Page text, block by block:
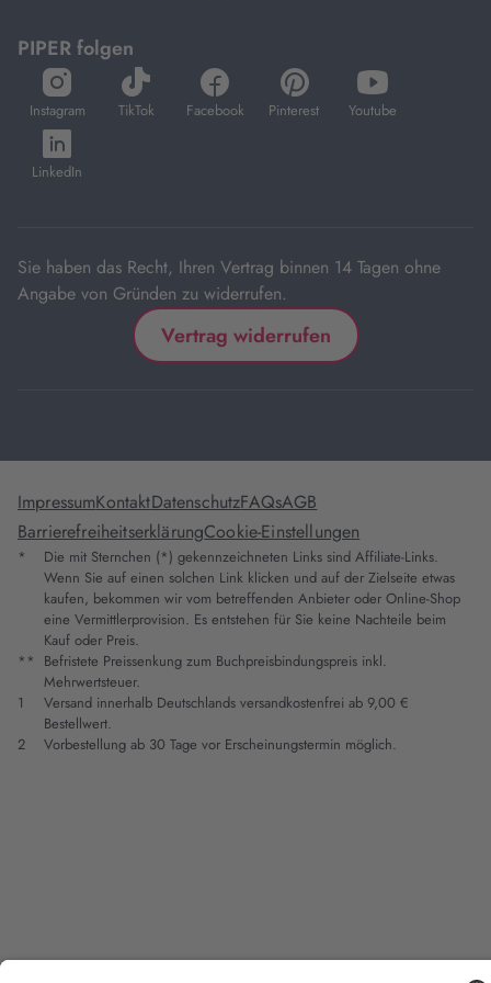
PIPER folgen
Instagram
öffnet
in
neuem
Tab
TikTok
öffnet
in
Facebook
öffnet
in
Pinterest
öffnet
in
Youtube
öffnet
in
LinkedIn
öffnet
in
Sie haben das Recht, Ihren Vertrag binnen 14 Tagen ohne
Angabe von Gründen zu widerrufen.
Vertrag widerrufen
ImpressumKontaktDatenschutzFAQsAGB
BarrierefreiheitserklärungCookie-Einstellungen
*
Die mit Sternchen (*) gekennzeichneten Links sind Affiliate-Links.
Wenn Sie auf einen solchen Link klicken und auf der Zielseite etwas
kaufen, bekommen wir vom betreffenden Anbieter oder Online-Shop
eine Vermittlerprovision. Es entstehen für Sie keine Nachteile beim
Kauf oder Preis.
** Befristete Preissenkung zum Buchpreisbindungspreis inkl.
Mehrwertsteuer.
1
Versand innerhalb Deutschlands versandkostenfrei ab 9,00 €
Bestellwert.
2
Vorbestellung ab 30 Tage vor Erscheinungstermin möglich.